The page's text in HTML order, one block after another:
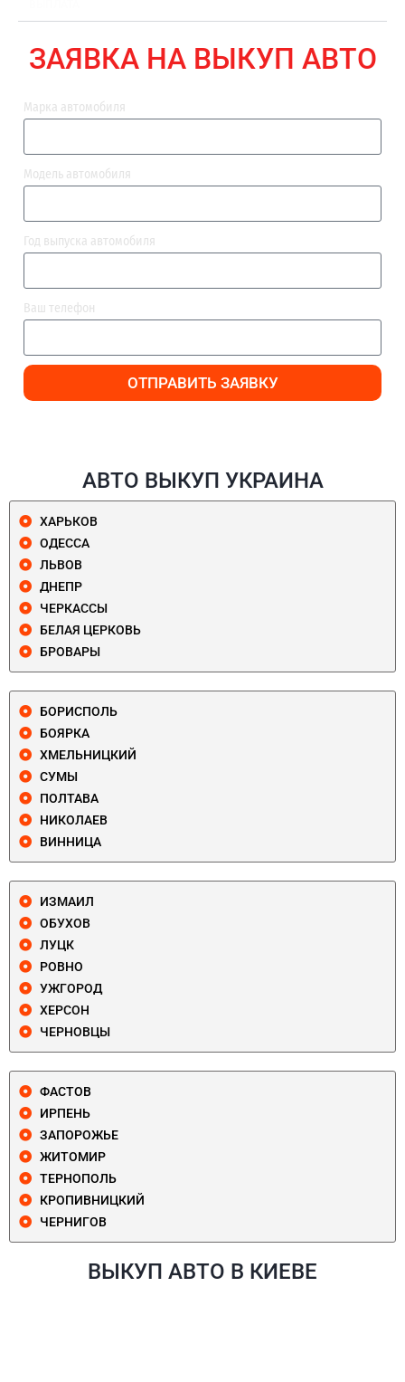
ЗАЯВКА НА ВЫКУП АВТО
Марка автомобиля
Модель автомобиля
Год выпуска автомобиля
Ваш телефон
ОТПРАВИТЬ ЗАЯВКУ
АВТО ВЫКУП УКРАИНА
ХАРЬКОВ
ОДЕССА
ЛЬВОВ
ДНЕПР
ЧЕРКАССЫ
БЕЛАЯ ЦЕРКОВЬ
БРОВАРЫ
БОРИСПОЛЬ
БОЯРКА
ХМЕЛЬНИЦКИЙ
СУМЫ
ПОЛТАВА
НИКОЛАЕВ
ВИННИЦА
ИЗМАИЛ
ОБУХОВ
ЛУЦК
РОВНО
УЖГОРОД
ХЕРСОН
ЧЕРНОВЦЫ
ФАСТОВ
ИРПЕНЬ
ЗАПОРОЖЬЕ
ЖИТОМИР
ТЕРНОПОЛЬ
КРОПИВНИЦКИЙ
ЧЕРНИГОВ
ВЫКУП АВТО В КИЕВЕ